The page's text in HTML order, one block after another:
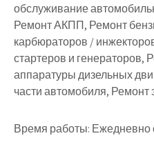
обслуживание
Ремонт АКПП, Ремонт
карбюраторов /
стартеров и генераторов,
аппаратуры дизельных
части автомобиля, Ремонт
Время работы: Ежедневно